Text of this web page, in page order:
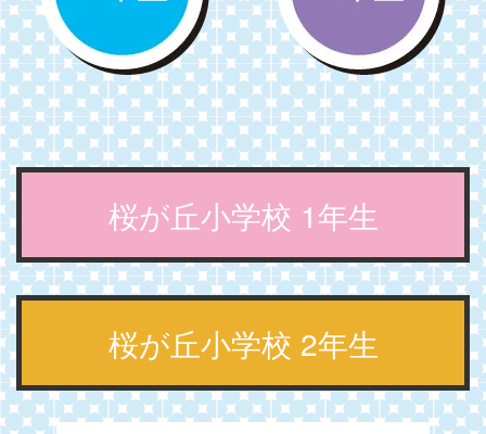
桜が丘小学校 1年生
桜が丘小学校 2年生